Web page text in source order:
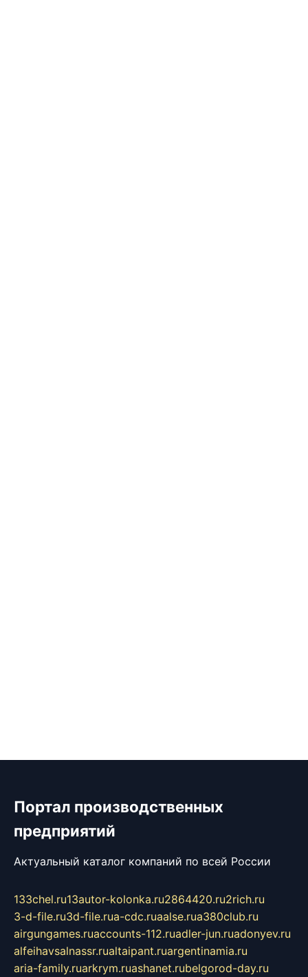
Портал производственных
предприятий
Актуальный каталог компаний по всей России
133chel.ru13autor-kolonka.ru2864420.ru2rich.ru
3-d-file.ru3d-file.rua-cdc.ruaalse.rua380club.ru
airgungames.ruaccounts-112.ruadler-jun.ruadonyev.ru
alfeihavsalnassr.rualtaipant.ruargentinamia.ru
aria-family.ruarkrym.ruashanet.rubelgorod-day.ru